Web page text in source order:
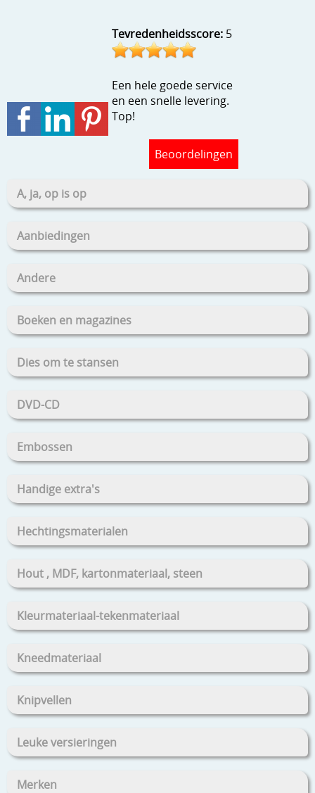
Template, mask, stencils, grids
Wat nog, een creatief kijkje
Tevredenheidsscore: 5
Een hele goede service
en een snelle levering.
Top!
Beoordelingen
A, ja, op is op
Aanbiedingen
Andere
Boeken en magazines
Dies om te stansen
DVD-CD
Embossen
Handige extra's
Hechtingsmaterialen
Hout , MDF, kartonmateriaal, steen
Kleurmateriaal-tekenmateriaal
Kneedmateriaal
Knipvellen
Leuke versieringen
Merken